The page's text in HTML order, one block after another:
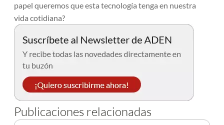
papel queremos que esta tecnología tenga en nuestra
vida cotidiana?
Publicaciones relacionadas